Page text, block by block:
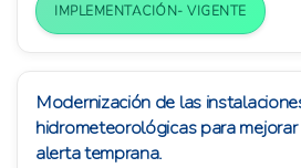
IMPLEMENTACIÓN- VIGENTE
Modernización de las
hidrometeorológicas para
alerta temprana.